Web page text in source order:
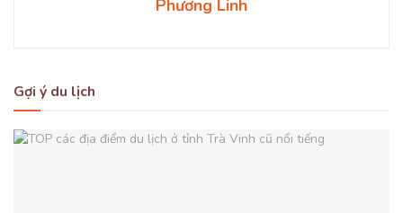
Phương Linh
Gợi ý du lịch